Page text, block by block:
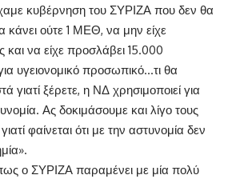
κυβέρνηση του ΣΥΡΙΖΑ που δεν θα
κάνει ούτε 1 ΜΕΘ, να μην είχε
και να είχε προσλάβει 15.000
υγειονομικό προσωπικό…τι θα
γιατί ξέρετε, η ΝΔ χρησιμοποιεί για
Ας δοκιμάσουμε και λίγο τους
φαίνεται ότι με την αστυνομία δεν
ο ΣΥΡΙΖΑ παραμένει με μία πολύ